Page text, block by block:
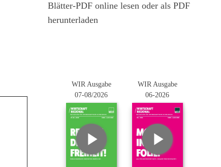
Blätter-PDF online lesen oder als PDF
herunterladen
WIR Ausgabe
07-08/2026
WIR Ausgabe
06-2026